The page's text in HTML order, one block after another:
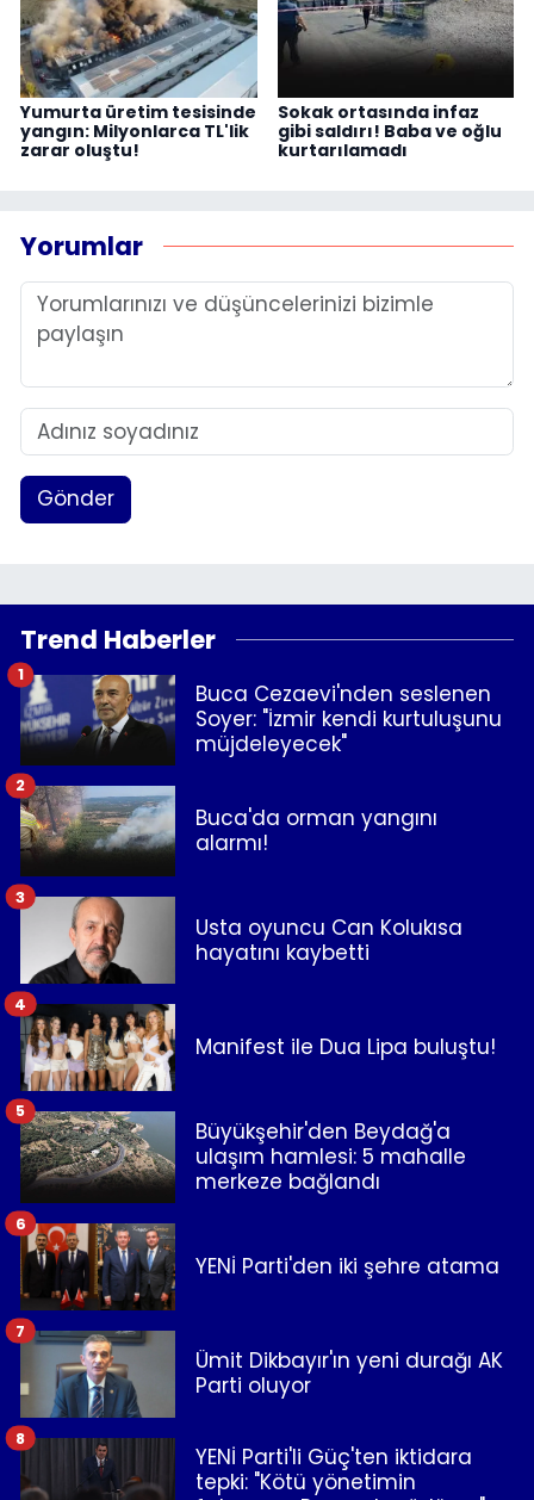
Yumurta üretim tesisinde
yangın: Milyonlarca TL'lik
zarar oluştu!
Sokak ortasında infaz
gibi saldırı! Baba ve oğlu
kurtarılamadı
Yorumlar
Gönder
Trend Haberler
Buca Cezaevi'nden seslenen
Soyer: "İzmir kendi kurtuluşunu
müjdeleyecek"
1
Buca'da orman yangını
alarmı!
2
Usta oyuncu Can Kolukısa
hayatını kaybetti
3
Manifest ile Dua Lipa buluştu!
4
Büyükşehir'den Beydağ'a
ulaşım hamlesi: 5 mahalle
merkeze bağlandı
5
YENİ Parti'den iki şehre atama
6
Ümit Dikbayır'ın yeni durağı AK
Parti oluyor
7
YENİ Parti'li Güç'ten iktidara
tepki: "Kötü yönetimin
8